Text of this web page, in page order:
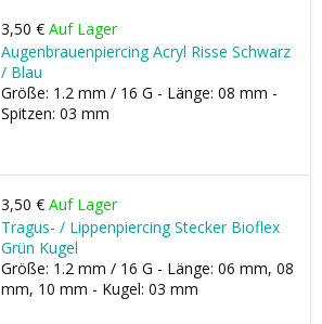
3,50 € Auf Lager
Augenbrauenpiercing Acryl Risse Schwarz
/ Blau
Größe: 1.2 mm / 16 G - Länge: 08 mm -
Spitzen: 03 mm
3,50 € Auf Lager
Tragus- / Lippenpiercing Stecker Bioflex
Grün Kugel
Größe: 1.2 mm / 16 G - Länge: 06 mm, 08
mm, 10 mm - Kugel: 03 mm